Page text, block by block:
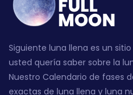
Siguiente luna llena es un
usted quería saber sobre la
Nuestro Calendario de fases
exactas de luna llena y luna